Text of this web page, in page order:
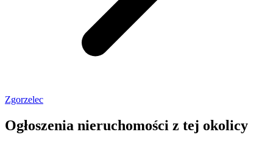
Zgorzelec
Ogłoszenia nieruchomości z tej okolicy